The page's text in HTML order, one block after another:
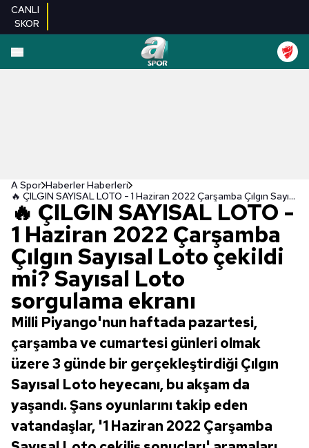
CANLI
SKOR
A Spor Haberler Haberleri
🔥 ÇILGIN SAYISAL LOTO - 1 Haziran 2022 Çarşamba Çılgın Sayısal Loto çekildi mi? Sayısal Loto sorgulama ekranı
🔥 ÇILGIN SAYISAL LOTO -
1 Haziran 2022 Çarşamba
Çılgın Sayısal Loto çekildi
mi? Sayısal Loto
sorgulama ekranı
Milli Piyango'nun haftada pazartesi,
çarşamba ve cumartesi günleri olmak
üzere 3 günde bir gerçekleştirdiği Çılgın
Sayısal Loto heyecanı, bu akşam da
yaşandı. Şans oyunlarını takip eden
vatandaşlar, '1 Haziran 2022 Çarşamba